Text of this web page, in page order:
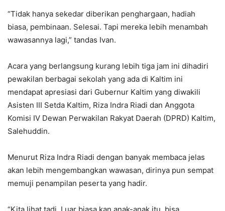
“Tidak hanya sekedar diberikan penghargaan, hadiah
biasa, pembinaan. Selesai. Tapi mereka lebih menambah
wawasannya lagi,” tandas Ivan.
Acara yang berlangsung kurang lebih tiga jam ini dihadiri
pewakilan berbagai sekolah yang ada di Kaltim ini
mendapat apresiasi dari Gubernur Kaltim yang diwakili
Asisten III Setda Kaltim, Riza Indra Riadi dan Anggota
Komisi IV Dewan Perwakilan Rakyat Daerah (DPRD) Kaltim,
Salehuddin.
Menurut Riza Indra Riadi dengan banyak membaca jelas
akan lebih mengembangkan wawasan, dirinya pun sempat
memuji penampilan peserta yang hadir.